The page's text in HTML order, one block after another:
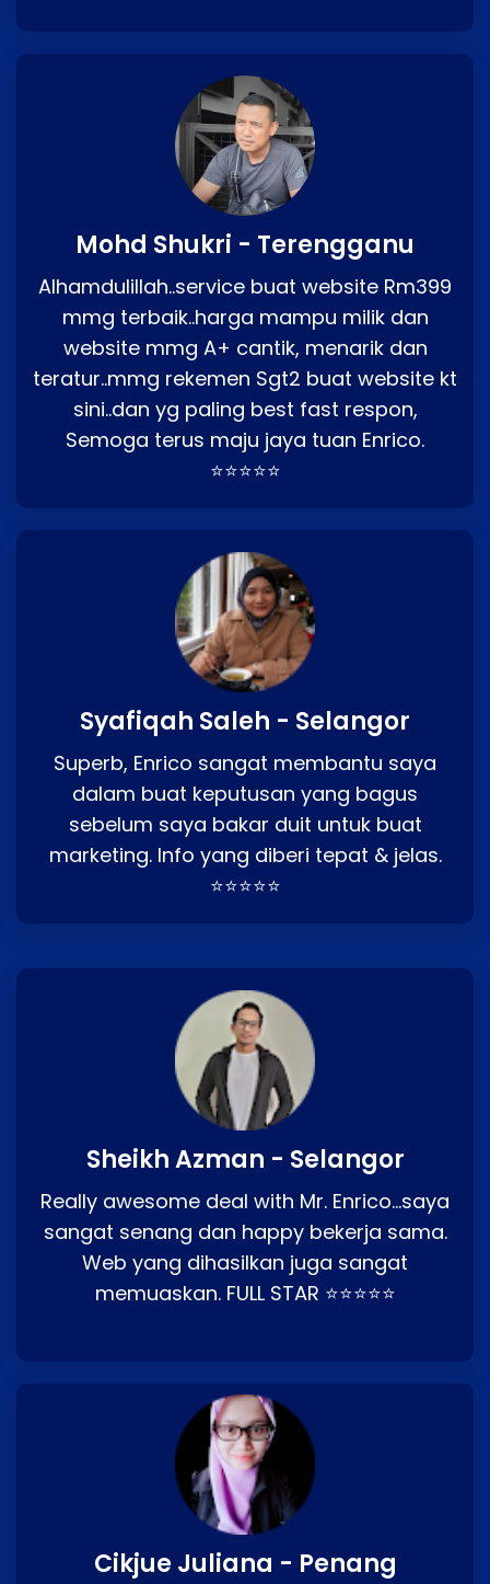
Mohd Shukri - Terengganu
Alhamdulillah..service buat website Rm399
mmg terbaik..harga mampu milik dan
website mmg A+ cantik, menarik dan
teratur..mmg rekemen Sgt2 buat website kt
sini..dan yg paling best fast respon,
Semoga terus maju jaya tuan Enrico.
⭐⭐⭐⭐⭐
Syafiqah Saleh - Selangor
Superb, Enrico sangat membantu saya
dalam buat keputusan yang bagus
sebelum saya bakar duit untuk buat
marketing. Info yang diberi tepat & jelas.
⭐⭐⭐⭐⭐
Sheikh Azman - Selangor
Really awesome deal with Mr. Enrico…saya
sangat senang dan happy bekerja sama.
Web yang dihasilkan juga sangat
memuaskan. FULL STAR ⭐⭐⭐⭐⭐
Cikjue Juliana - Penang